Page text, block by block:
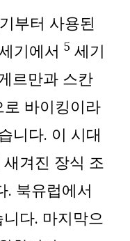
부터 사용된
기에서 5 세기
르만과 스칸
바이킹이라
니다. 이 시대
겨진 장식 조
. 북유럽에서
다. 마지막으